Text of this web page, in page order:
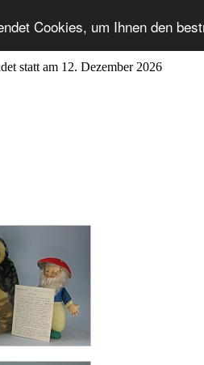
Cookies, um Ihnen den
statt am 12. Dezember 2026